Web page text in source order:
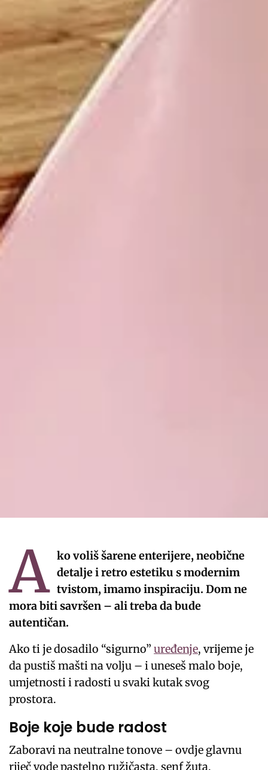
A ko voliš šarene enterijere, neobične
detalje i retro estetiku s modernim
tvistom, imamo inspiraciju. Dom ne
mora biti savršen – ali treba da bude
autentičan.
Ako ti je dosadilo “sigurno”uređenje, vrijeme je
da pustiš mašti na volju – i uneseš malo boje,
umjetnosti i radosti u svaki kutak svog
prostora.
Boje koje bude radost
Zaboravi na neutralne tonove – ovdje glavnu
riječ vode pastelno ružičasta, senf žuta,